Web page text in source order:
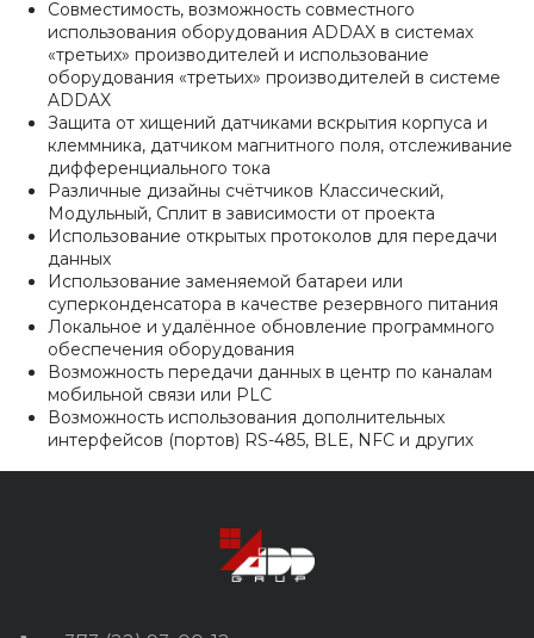
Совместимость, возможность совместного
использования оборудования ADDAX в системах
«третьих» производителей и использование
оборудования «третьих» производителей в системе
ADDAX
Защита от хищений датчиками вскрытия корпуса и
клеммника, датчиком магнитного поля, отслеживание
дифференциального тока
Различные дизайны счётчиков Классический,
Модульный, Сплит в зависимости от проекта
Использование открытых протоколов для передачи
данных
Использование заменяемой батареи или
суперконденсатора в качестве резервного питания
Локальное и удалённое обновление программного
обеспечения оборудования
Возможность передачи данных в центр по каналам
мобильной связи или PLC
Возможность использования дополнительных
интерфейсов (портов) RS-485, BLE, NFC и других